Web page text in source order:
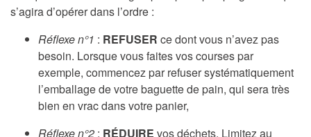
s’agira d’opérer dans l’ordre :
Réflexe n°1 : REFUSER ce dont vous n’avez pas
besoin. Lorsque vous faites vos courses par
exemple, commencez par refuser systématiquement
l’emballage de votre baguette de pain, qui sera très
bien en vrac dans votre panier,
Réflexe n°2 : RÉDUIRE vos déchets. Limitez au